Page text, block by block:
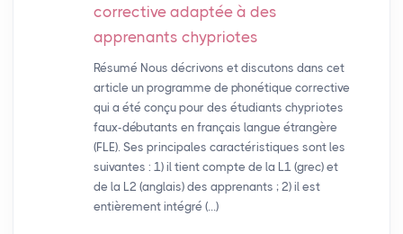
corrective adaptée à des
apprenants chypriotes
Résumé Nous décrivons et discutons dans cet
article un programme de phonétique corrective
qui a été conçu pour des étudiants chypriotes
faux-débutants en français langue étrangère
(FLE). Ses principales caractéristiques sont les
suivantes : 1) il tient compte de la L1 (grec) et
de la L2 (anglais) des apprenants ; 2) il est
entièrement intégré (…)